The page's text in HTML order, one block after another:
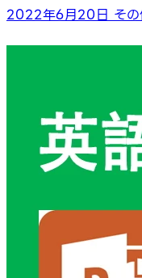
2022年6月20日 そ